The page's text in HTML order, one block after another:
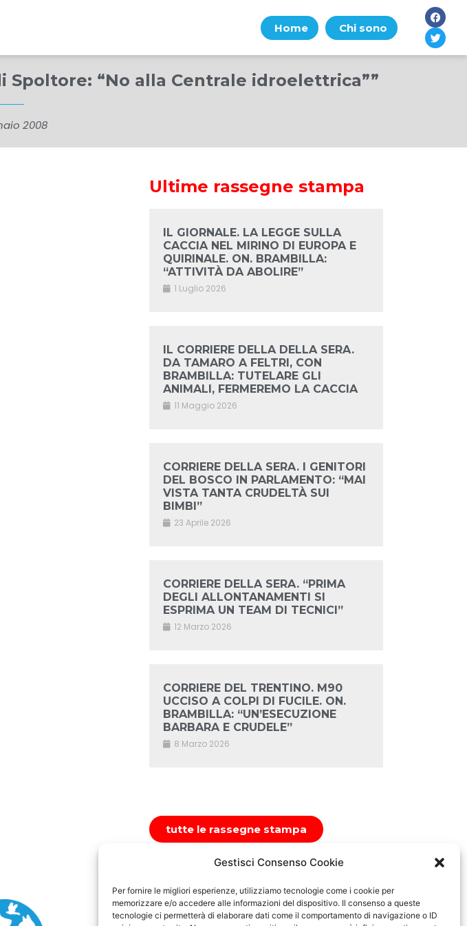
Gestisci Consenso Cookie
Per fornire le migliori esperienze, utilizziamo tecnologie come i cookie per
memorizzare e/o accedere alle informazioni del dispositivo. Il consenso a queste
tecnologie ci permetterà di elaborare dati come il comportamento di navigazione o ID
Home Chi sono
Spoltore: “No alla Centrale idroelettrica””
2008
Ultime rassegne stampa
IL GIORNALE. LA LEGGE SULLA
CACCIA NEL MIRINO DI EUROPA E
QUIRINALE. ON. BRAMBILLA:
“ATTIVITÀ DA ABOLIRE”
1 Luglio 2026
IL CORRIERE DELLA DELLA SERA.
DA TAMARO A FELTRI, CON
BRAMBILLA: TUTELARE GLI
ANIMALI, FERMEREMO LA CACCIA
11 Maggio 2026
CORRIERE DELLA SERA. I GENITORI
DEL BOSCO IN PARLAMENTO: “MAI
VISTA TANTA CRUDELTÀ SUI
BIMBI”
23 Aprile 2026
CORRIERE DELLA SERA. “PRIMA
DEGLI ALLONTANAMENTI SI
ESPRIMA UN TEAM DI TECNICI”
12 Marzo 2026
CORRIERE DEL TRENTINO. M90
UCCISO A COLPI DI FUCILE. ON.
BRAMBILLA: “UN’ESECUZIONE
BARBARA E CRUDELE”
8 Marzo 2026
tutte le rassegne stampa